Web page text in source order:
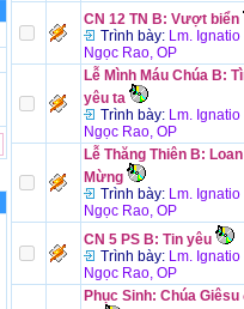
CN 12 TN B: Vượt biển
Trình bày: Lm.
Ngọc Rao, OP
Lễ Mình Máu Chúa B:
yêu ta
Trình bày: Lm.
Ngọc Rao, OP
Lễ Thăng Thiên B:
Mừng
Trình bày: Lm.
Ngọc Rao, OP
CN 5 PS B: Tin yêu
Trình bày: Lm.
Ngọc Rao, OP
Phục Sinh: Chúa Giêsu